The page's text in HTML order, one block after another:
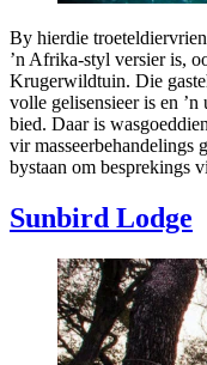
By hierdie
’n Afrika-styl versier is,
Krugerwildtuin. Die
volle gelisensieer is en
bied. Daar is
vir masseerbehandelings
bystaan om besprekings
Sunbird Lodge